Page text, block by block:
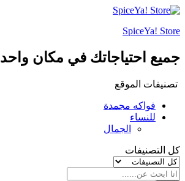
SpiceYa! Store
جميع احتياجاتك في مكان واحد
تصنيفات الموقع
فواكه مجمدة
للنساء
الجمال
كل التصنيفات